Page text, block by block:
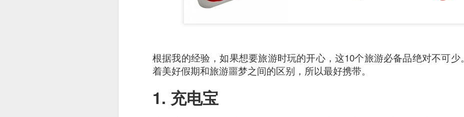
根据我的经验，如果想要旅游时玩的开心，这10个旅游必备品绝对不可少。
着美好假期和旅游噩梦之间的区别，所以最好携带。
1. 充电宝
These are the dishes we tried: